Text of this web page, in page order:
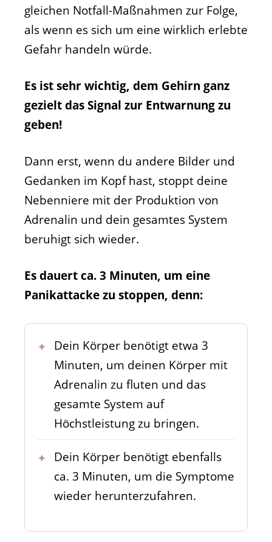
gleichen Notfall-Maßnahmen zur Folge,
als wenn es sich um eine wirklich erlebte
Gefahr handeln würde.
Es ist sehr wichtig, dem Gehirn ganz
gezielt das Signal zur Entwarnung zu
geben!
Dann erst, wenn du andere Bilder und
Gedanken im Kopf hast, stoppt deine
Nebenniere mit der Produktion von
Adrenalin und dein gesamtes System
beruhigt sich wieder.
Es dauert ca. 3 Minuten, um eine
Panikattacke zu stoppen, denn:
Dein Körper benötigt etwa 3
Minuten, um deinen Körper mit
Adrenalin zu fluten und das
gesamte System auf
Höchstleistung zu bringen.
Dein Körper benötigt ebenfalls
ca. 3 Minuten, um die Symptome
wieder herunterzufahren.